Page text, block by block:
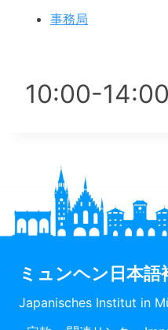
事務局
10:00-14:00
ミュンヘン日本語
Japanisches Institut in